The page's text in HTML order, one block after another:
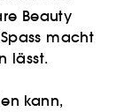
Beauty
macht
lässt.
kann,